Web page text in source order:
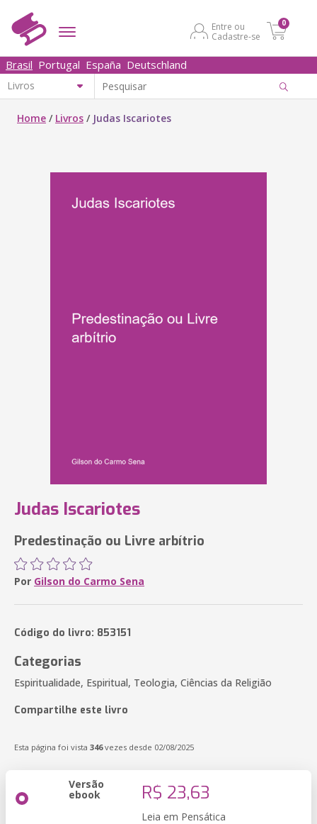
Entre ou
Cadastre-se
0
Brasil Portugal España Deutschland
Home / Livros / Judas Iscariotes
Judas Iscariotes
Predestinação ou Livre arbítrio
Por Gilson do Carmo Sena
Código do livro: 853151
Categorias
Espiritualidade, Espiritual, Teologia, Ciências da Religião
Compartilhe este livro
Esta página foi vista 346vezes desde 02/08/2025
Versão
ebook R$ 23,63
Leia em Pensática